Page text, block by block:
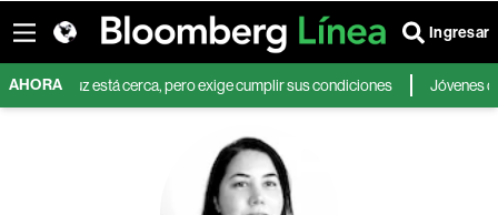
Ingresar
AHORA
Ormuz está cerca, pero exige cumplir sus condiciones Jóvenes que